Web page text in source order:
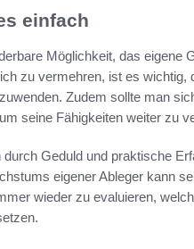
einfach
Möglichkeit, das eigene
zu vermehren, ist es wichtig,
Zudem sollte man
seine Fähigkeiten weiter zu
durch Geduld und praktische
eigener Ableger kann
wieder zu evaluieren,